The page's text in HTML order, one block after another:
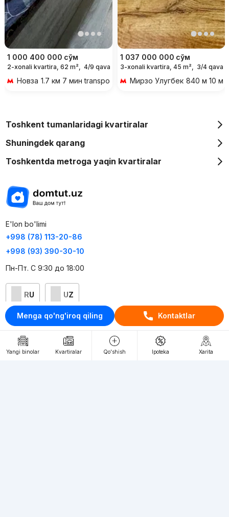
Menga qo'ng'iroq qiling Kontaktlar
1 000 400 000 сўм
2-xonali kvartira, 62 m², 4/9 qavat
Новза 1.7 км 7 мин transportda
1 037 000 000 сўм
3-xonali kvartira, 45 m², 3/4 qavat
Мирзо Улугбек 840 м 10
Yangi binolar Kvartiralar Qo'shish Ipoteka Xarita
Toshkent tumanlaridagi kvartiralar
Shuningdek qarang
Toshkentda metroga yaqin kvartiralar
E'lon bo'limi
+998 (78) 113-20-86
+998 (93) 390-30-10
Пн-Пт. С 9:30 до 18:00
RU UZ
Kontaktlar
loyiha haqida